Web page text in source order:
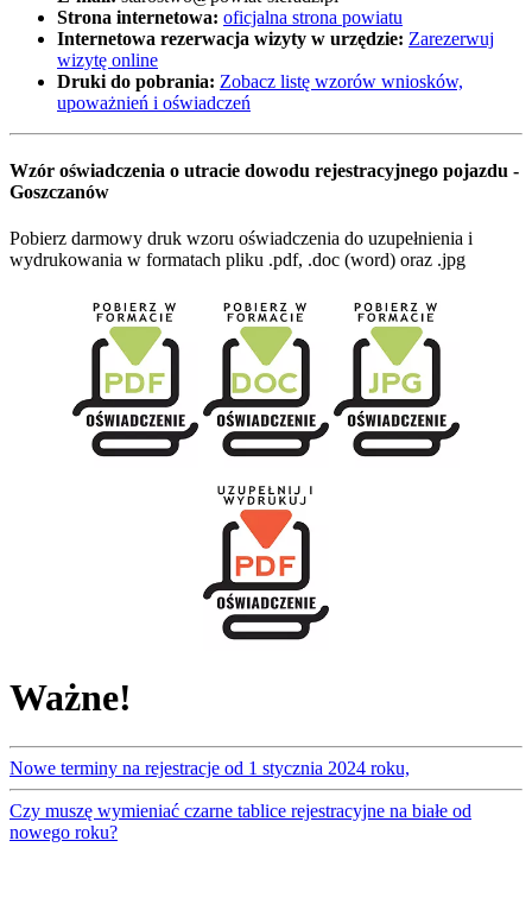
Strona internetowa: oficjalna strona powiatu
Internetowa rezerwacja wizyty w urzędzie: Zarezerwuj
wizytę online
Druki do pobrania: Zobacz listę wzorów wniosków,
upoważnień i oświadczeń
Wzór oświadczenia o utracie dowodu rejestracyjnego pojazdu -
Goszczanów
Pobierz darmowy druk wzoru oświadczenia do uzupełnienia i
wydrukowania w formatach pliku .pdf, .doc (word) oraz .jpg
Ważne!
Nowe terminy na rejestracje od 1 stycznia 2024 roku,
Czy muszę wymieniać czarne tablice rejestracyjne na białe od
nowego roku?